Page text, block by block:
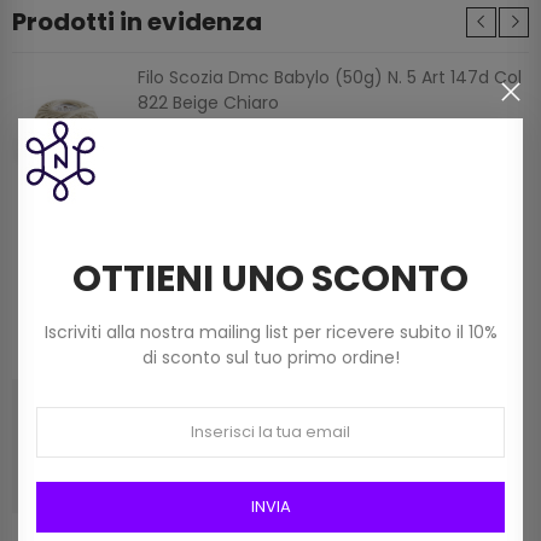
Prodotti in evidenza
Filo Scozia Dmc Babylo (50g) N. 5 Art 147d Col
822 Beige Chiaro
(150 G) Col 211
9,00 €
OTTIENI UNO SCONTO
Iscriviti alla nostra mailing list per ricevere subito il 10%
di sconto sul tuo primo ordine!
INVIA